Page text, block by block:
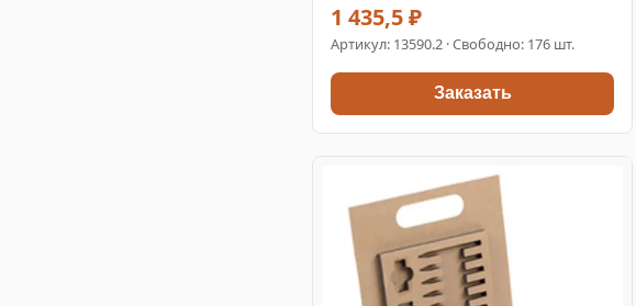
1 435,5 ₽
Артикул: 13590.2 · Свободно: 176 шт.
Заказать